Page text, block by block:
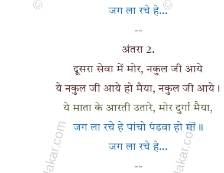
जग ला रचे हे...
--
अंतरा 2.
दूसरा सेवा में मोर, नकुल जी आये
ये नकुल जी आये हो मैया, नकुल जी आये।
ये माता के आरती उतारे, मोर दुर्गा मैया,
जग ला रचे हे पांचो पंडवा हो मां॥
जग ला रचे हे...
--